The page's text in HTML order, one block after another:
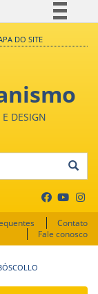
informação
DO SITE
DESIGN
Contato
Fale conosco